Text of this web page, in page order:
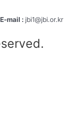
E-mail : jbi1@jbi.or.kr